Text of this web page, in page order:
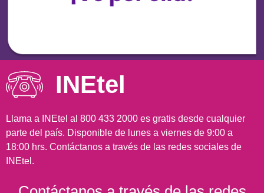
INEtel
Llama a INEtel al 800 433 2000 es gratis desde cualquier
parte del país. Disponible de lunes a viernes de 9:00 a
18:00 hrs. Contáctanos a través de las redes sociales de
INEtel.